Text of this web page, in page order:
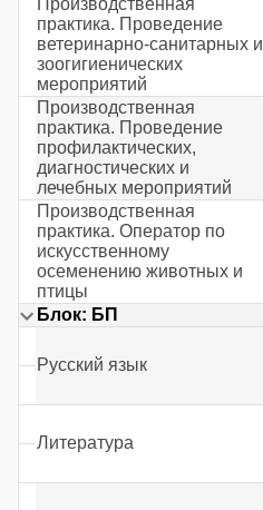
Производственная
практика. Проведение
ветеринарно-санитарных и
зоогигиенических
мероприятий
Производственная
практика. Проведение
профилактических,
диагностических и
лечебных мероприятий
Производственная
практика. Оператор по
искусственному
осеменению животных и
птицы
Блок: БП
Русский язык
Литература